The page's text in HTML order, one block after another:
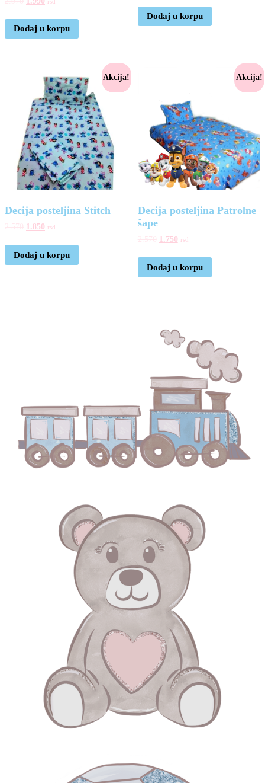
Dodaj u korpu
Dodaj u korpu
Akcija!
Decija posteljina Stitch
1.850 rsd
Dodaj u korpu
Akcija!
Decija posteljina Patrolne
šape
1.750 rsd
Dodaj u korpu